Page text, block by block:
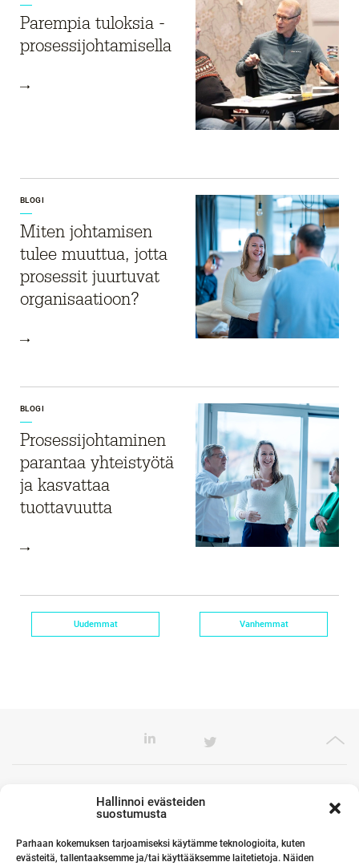
Hallinnoi evästeiden
suostumusta
Parhaan kokemuksen tarjoamiseksi käytämme teknologioita, kuten
evästeitä, tallentaaksemme ja/tai käyttääksemme laitetietoja. Näiden
Parempia tuloksia ­
prosessi­johtamisella
BLOGI
Miten johtamisen
tulee muuttua, jotta
prosessit juurtuvat
organisaatioon?
BLOGI
Prosessijohtaminen
parantaa yhteistyötä
ja kasvattaa
tuottavuutta
Uudemmat Vanhemmat
Toimistomme Euroopassa